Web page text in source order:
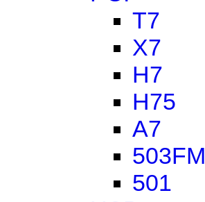
T7
X7
H7
H75
A7
503FM
501